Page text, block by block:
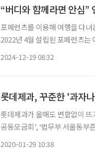
“버디와 함께라면 안심
포페런츠를 이용해 여행을 다
2022년 4월 설립된 포페런츠는
2024-12-19 08:32
롯데제과, 꾸준한 '과자
롯데제과가 올해도 변함없이 뜨
공동모금회’, ‘법무부 서울동부
2020-01-29 10:38